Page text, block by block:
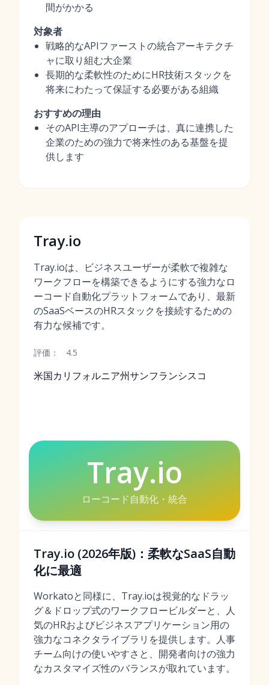
間がかかる
対象者
戦略的なAPIファーストの統合アーキテクチ
ャに取り組む大企業
長期的な柔軟性のためにHR技術スタックを
将来にわたって保証する必要がある組織
おすすめの理由
そのAPI主導のアプローチは、真に連携した
企業のための強力で将来性のある基盤を提
供します
Tray.io
Tray.ioは、ビジネスユーザーが柔軟で複雑な
ワークフローを構築できるようにする強力なロ
ーコード自動化プラットフォームであり、最新
のSaaSベースのHRスタックを接続するための
有力な候補です。
評価： 4.5
米国カリフォルニア州サンフランシスコ
Tray.io
ローコード自動化・統合
Tray.io (2026年版)：柔軟なSaaS自動
化に最適
Workatoと同様に、Tray.ioは視覚的なドラッ
グ＆ドロップ式のワークフロービルダーと、人
気のHRおよびビジネスアプリケーション用の
強力なコネクタライブラリを提供します。人事
チーム向けの使いやすさと、開発者向けの強力
なカスタマイズ性のバランスが取れています。